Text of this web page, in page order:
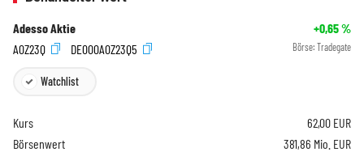
Adesso Aktie +0,65%
A0Z23Q
DE000A0Z23Q5 Börse: Tradegate
Watchlist
Kurs 62,00 EUR
Börsenwert
381,86 Mio. EUR